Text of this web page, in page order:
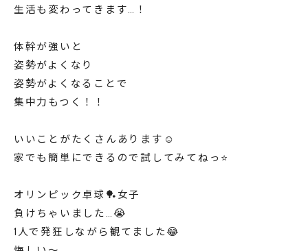
生活も変わってきます…！
体幹が強いと
姿勢がよくなり
姿勢がよくなることで
集中力もつく！！
いいことがたくさんあります☺️
家でも簡単にできるので試してみてねっ⭐️
オリンピック卓球🏓女子
負けちゃいました…😭
1人で発狂しながら観てました😂